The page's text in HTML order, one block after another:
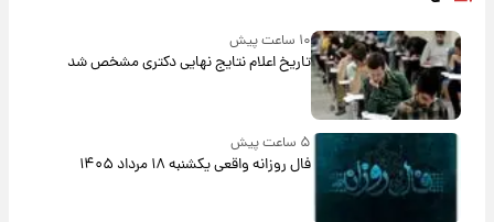
۱۰ ساعت پیش
تاریخ اعلام نتایج نهایی دکتری مشخص شد
۵ ساعت پیش
فال روزانه واقعی یکشنبه ۱۸ مرداد ۱۴۰۵